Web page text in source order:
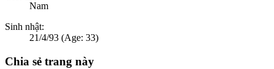
Nam
Sinh nhật:
21/4/93 (Age: 33)
Chia sẻ trang này